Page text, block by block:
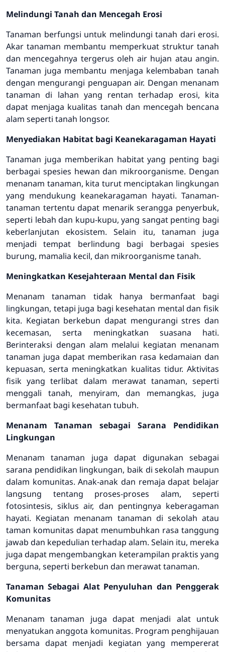
Melindungi Tanah dan Mencegah Erosi
Tanaman berfungsi untuk melindungi tanah dari erosi.
Akar tanaman membantu memperkuat struktur tanah
dan mencegahnya tergerus oleh air hujan atau angin.
Tanaman juga membantu menjaga kelembaban tanah
dengan mengurangi penguapan air. Dengan menanam
tanaman di lahan yang rentan terhadap erosi, kita
dapat menjaga kualitas tanah dan mencegah bencana
alam seperti tanah longsor.
Menyediakan Habitat bagi Keanekaragaman Hayati
Tanaman juga memberikan habitat yang penting bagi
berbagai spesies hewan dan mikroorganisme. Dengan
menanam tanaman, kita turut menciptakan lingkungan
yang mendukung keanekaragaman hayati. Tanaman-
tanaman tertentu dapat menarik serangga penyerbuk,
seperti lebah dan kupu-kupu, yang sangat penting bagi
keberlanjutan ekosistem. Selain itu, tanaman juga
menjadi tempat berlindung bagi berbagai spesies
burung, mamalia kecil, dan mikroorganisme tanah.
Meningkatkan Kesejahteraan Mental dan Fisik
Menanam tanaman tidak hanya bermanfaat bagi
lingkungan, tetapi juga bagi kesehatan mental dan fisik
kita. Kegiatan berkebun dapat mengurangi stres dan
kecemasan, serta meningkatkan suasana hati.
Berinteraksi dengan alam melalui kegiatan menanam
tanaman juga dapat memberikan rasa kedamaian dan
kepuasan, serta meningkatkan kualitas tidur. Aktivitas
fisik yang terlibat dalam merawat tanaman, seperti
menggali tanah, menyiram, dan memangkas, juga
bermanfaat bagi kesehatan tubuh.
Menanam Tanaman sebagai Sarana Pendidikan
Lingkungan
Menanam tanaman juga dapat digunakan sebagai
sarana pendidikan lingkungan, baik di sekolah maupun
dalam komunitas. Anak-anak dan remaja dapat belajar
langsung tentang proses-proses alam, seperti
fotosintesis, siklus air, dan pentingnya keberagaman
hayati. Kegiatan menanam tanaman di sekolah atau
taman komunitas dapat menumbuhkan rasa tanggung
jawab dan kepedulian terhadap alam. Selain itu, mereka
juga dapat mengembangkan keterampilan praktis yang
berguna, seperti berkebun dan merawat tanaman.
Tanaman Sebagai Alat Penyuluhan dan Penggerak
Komunitas
Menanam tanaman juga dapat menjadi alat untuk
menyatukan anggota komunitas. Program penghijauan
bersama dapat menjadi kegiatan yang mempererat